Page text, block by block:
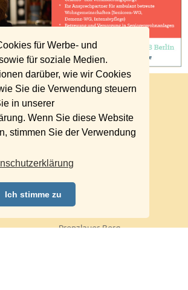
für Werbe- und
für soziale Medien.
darüber, wie wir Cookies
Sie die Verwendung steuern
in unserer
Wenn Sie diese Website
stimmen Sie der Verwendung
Ich stimme zu
Printausgaben
Impressum
Hohenschönhausen
Kreuzberg
Marzahn
Prenzlauer Berg